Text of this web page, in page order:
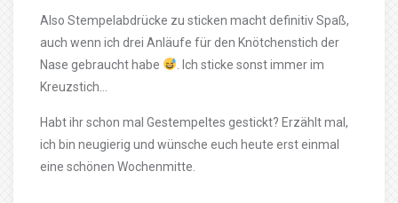
Also Stempelabdrücke zu sticken macht definitiv Spaß,
auch wenn ich drei Anläufe für den Knötchenstich der
Nase gebraucht habe
. Ich sticke sonst immer im
Kreuzstich…
Habt ihr schon mal Gestempeltes gestickt? Erzählt mal,
ich bin neugierig und wünsche euch heute erst einmal
eine schönen Wochenmitte.